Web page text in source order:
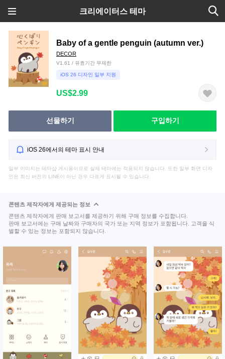
크리에이터스 테마
Baby of a gentle penguin (autumn ver.)
DECOR
V1.61 / 유효기간 무제한
iOS 26 디자인 일부 지원
US$2.99
선물하기 구입하기
iOS 26에서의 테마 표시 안내
일부 이미지는 테마샵 게시용이므로 실제 테마에는 적용되지 않습니다. 또한 일부 화면 디자
인은 최신 버전의 LINE이 아닌 경우 다르게 표시될 수 있습니다.
콘텐츠 제작자에게 제공되는 정보
콘텐츠 제작자에게 판매 보고서를 제공하기 위해 구매 정보를 수집합니다.
판매 보고서에는 구매 날짜와 구매자의 국가 또는 지역 정보가 포함됩니다. 고객을 식
별할 수 있는 정보는 포함되지 않습니다.